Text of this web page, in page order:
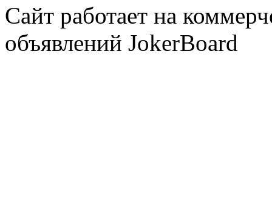
Сайт работает на
объявлений JokerBoard